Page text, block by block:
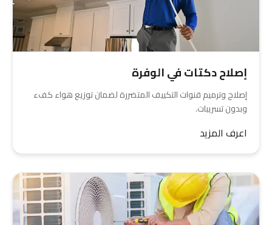
إصلاح دكتات في الوفرة
إصلاح وترميم قنوات التكييف المتضررة لضمان توزيع هواء كفء
وبدون تسريبات.
اعرف المزيد